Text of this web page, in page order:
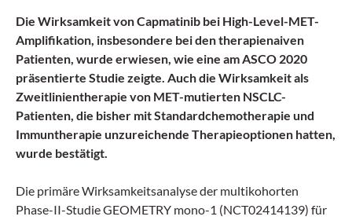
Die Wirksamkeit von Capmatinib bei High-Level-MET-
Amplifikation, insbesondere bei den therapienaiven
Patienten, wurde erwiesen, wie eine am ASCO 2020
präsentierte Studie zeigte. Auch die Wirksamkeit als
Zweitlinientherapie von MET-mutierten NSCLC-
Patienten, die bisher mit Standardchemotherapie und
Immuntherapie unzureichende Therapieoptionen hatten,
wurde bestätigt.
Die primäre Wirksamkeitsanalyse der multikohorten
Phase-II-Studie GEOMETRY mono-1 (NCT02414139) für